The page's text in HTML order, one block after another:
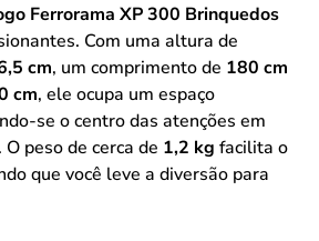
Ferrorama XP 300 Brinquedos
Com uma altura de
cm, um comprimento de 180 cm
cm, ele ocupa um espaço
se o centro das atenções em
peso de cerca de 1,2 kg facilita o
que você leve a diversão para